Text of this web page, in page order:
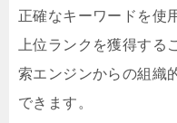
正確なキーワードを使
上位ランクを獲得する
索エンジンからの組織
できます。